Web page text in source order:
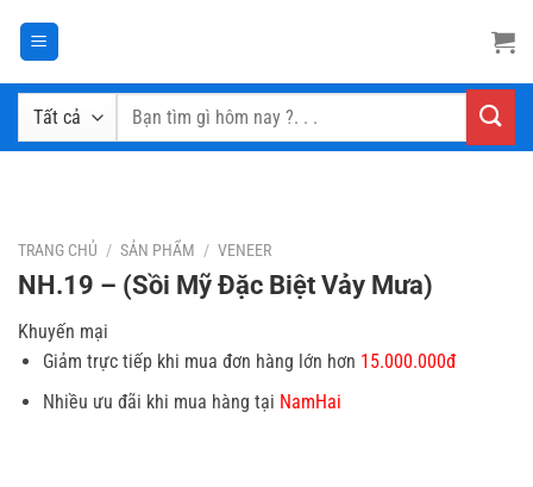
Tìm
kiếm:
TRANG CHỦ / SẢN PHẨM / VENEER
NH.19 – (Sồi Mỹ Đặc Biệt Vảy Mưa)
Khuyến mại
Giảm trực tiếp khi mua đơn hàng lớn hơn 15.000.000đ
Nhiều ưu đãi khi mua hàng tại NamHai